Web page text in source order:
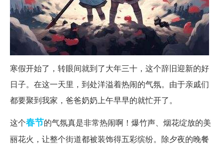
寒假开始了，转眼间就到了大年三十，这个辞旧迎新的好
日子。在这一天里，到处洋溢着热闹的气氛。由于亲戚们
都要聚到我家，爸爸奶奶上午早早的就忙开了。
这个春节的气氛真是非常热闹啊！爆竹声、烟花绽放的美
丽花火，让整个街道都被装饰得五彩缤纷。除夕夜的晚餐